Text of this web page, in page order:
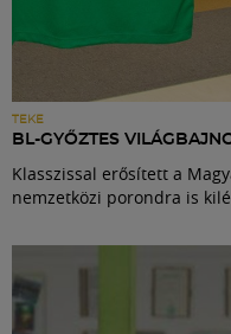
TEKE
BL-GYŐZTES
Klasszissal erősített a
nemzetközi porondra is
Shop
Közösség
Múzeum
English